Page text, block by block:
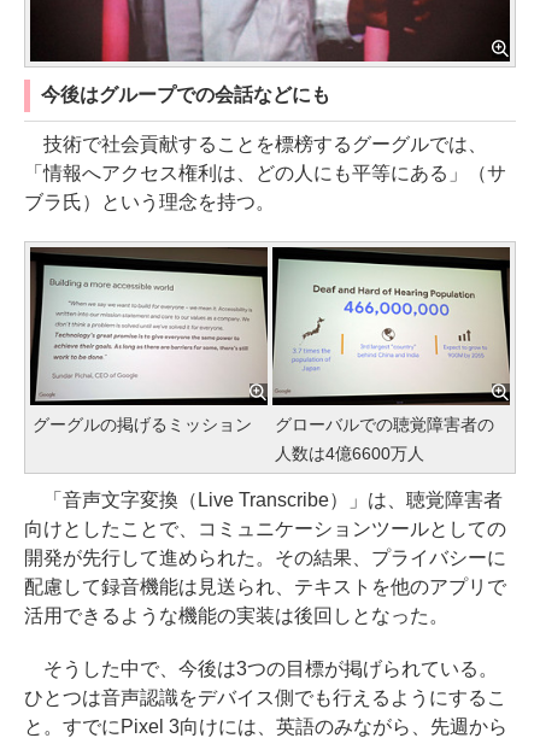
今後はグループでの会話などにも
技術で社会貢献することを標榜するグーグルでは、
「情報へアクセス権利は、どの人にも平等にある」（サ
ブラ氏）という理念を持つ。
グーグルの掲げるミッション
グローバルでの聴覚障害者の
人数は4億6600万人
「音声文字変換（Live Transcribe）」は、聴覚障害者
向けとしたことで、コミュニケーションツールとしての
開発が先行して進められた。その結果、プライバシーに
配慮して録音機能は見送られ、テキストを他のアプリで
活用できるような機能の実装は後回しとなった。
そうした中で、今後は3つの目標が掲げられている。
ひとつは音声認識をデバイス側でも行えるようにするこ
と。すでにPixel 3向けには、英語のみながら、先週から